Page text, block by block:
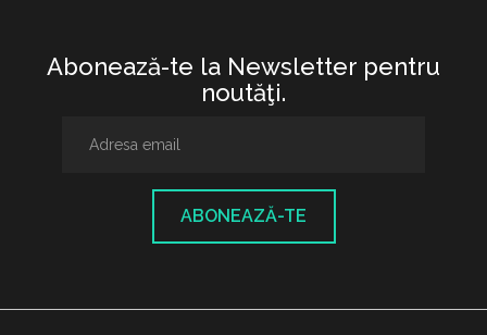
Abonează-te la Newsletter pentru
noutăţi.
ABONEAZĂ-TE